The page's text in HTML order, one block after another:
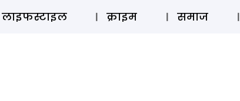
ऑडियो स्टोरी लॉग इन
लाइफस्टाइल क्राइम समाज